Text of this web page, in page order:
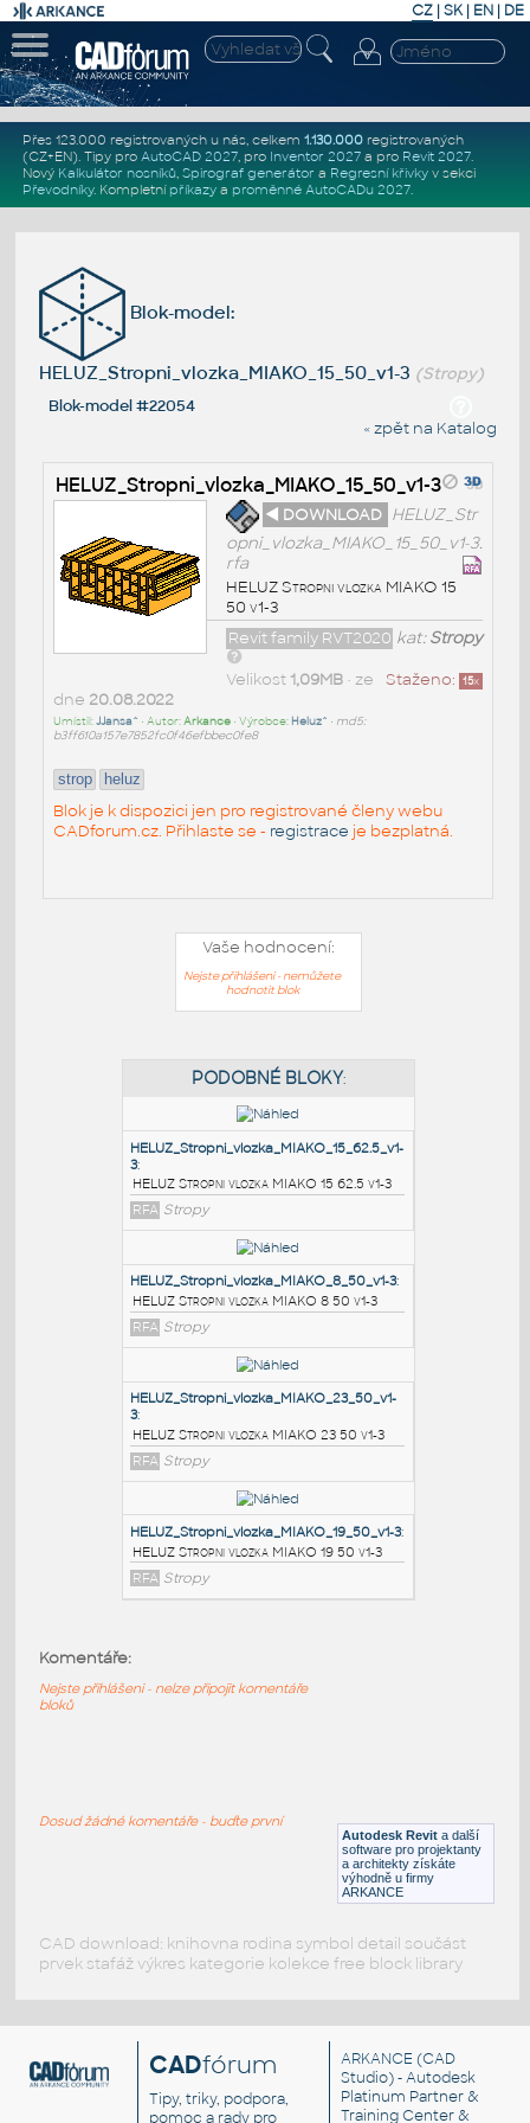
CZ | SK| EN | DE
Přes 123.000 registrovaných u nás, celkem 1.130.000registrovaných
(CZ+EN). Tipy pro AutoCAD 2027, pro Inventor 2027a pro Revit 2027.
Nový Kalkulátor nosníků, Spirograf generátor a Regresní křivkyv sekci
Převodníky. Kompletní příkazya proměnné AutoCADu 2027.
Blok-model:
HELUZ_Stropni_vlozka_MIAKO_15_50_v1-3 (Stropy)
Blok-model #22054
« zpět na Katalog
HELUZ_Stropni_vlozka_MIAKO_15_50_v1-3
◄ DOWNLOAD HELUZ_Str
opni_vlozka_MIAKO_15_50_v1-3.
rfa
HELUZ Stropni vlozka MIAKO 15
50 v1-3
kat:Stropy
Revit family RVT2020
Staženo: 15x
Velikost 1,09MB• ze
dne 20.08.2022
Umístil:JJansa^ • Autor:Arkance• Výrobce: Heluz^ • md5:
b3ff610a157e7852fc0f46efbbec0fe8
strop heluz
Blok je k dispozici jen pro registrované členy webu
CADforum.cz. Přihlaste se - registrace je bezplatná.
Vaše hodnocení:
Nejste přihlášeni - nemůžete
hodnotit blok
PODOBNÉ BLOKY:
HELUZ_Stropni_vlozka_MIAKO_15_62.5_v1-
HELUZ Stropni vlozka MIAKO 15 62.5 v1-3
HELUZ_Stropni_vlozka_MIAKO_8_50_v1-3
HELUZ Stropni vlozka MIAKO 8 50 v1-3
RFA Stropy
HELUZ Stropni vlozka MIAKO 23 50 v1-3
HELUZ Stropni vlozka MIAKO 19 50 v1-3
Autodesk Revit a další
software pro projektanty
a architekty získáte
výhodně u firmy
ARKANCE
Komentáře:
Nejste přihlášeni - nelze připojit komentáře
bloků
Dosud žádné komentáře - buďte první
CAD download: knihovna rodina symbol detail součást
prvek stafáž výkres kategorie kolekce free block library
CADfórum
Tipy, triky, podpora,
pomoc a rady pro
ARKANCE (CAD
Studio) - Autodesk
Platinum Partner &
Training Center &